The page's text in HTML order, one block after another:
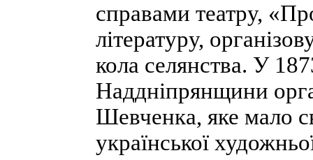
справами театру,
літературу,
кола селянства. У
Наддніпрянщини
Шевченка, яке мало
української